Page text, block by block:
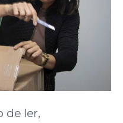
de ler,